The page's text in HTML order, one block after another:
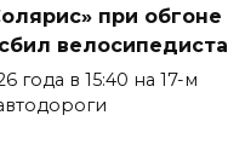
при обгоне
велосипедиста
года в 15:40 на 17-м